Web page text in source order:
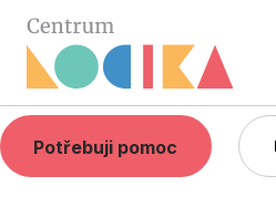
Potřebuji pomoc